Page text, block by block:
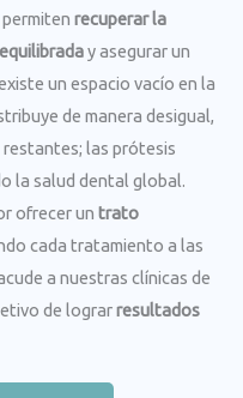
recuperar la
y asegurar un
un espacio vacío en la
de manera desigual,
las prótesis
la salud dental global.
ofrecer un trato
cada tratamiento a las
a nuestras clínicas de
de lograrresultados